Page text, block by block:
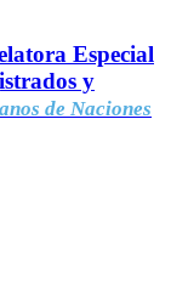
Especial
y
de Naciones